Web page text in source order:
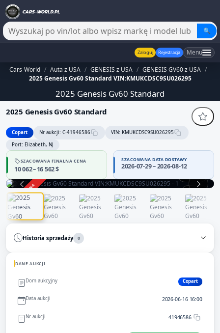
🔍
Zaloguj Rejestracja Menu
Cars-World / Auta z USA / GENESIS z USA / GENESIS GV60 z USA /
2025 Genesis Gv60 Standard VIN:KMUKCDSC9SU026295
2025 Genesis Gv60 Standard
2025 Genesis Gv60 Standard
Copart Nr aukcji: C-41946586
VIN: KMUKCDSC9SU026295
Port: Elizabeth, NJ
SZACOWANA FINALNA CENA
10 062 – 16 562 $
SZACOWANA DATA DOSTAWY
2026-07-29 – 2026-08-12
ZAKOŃCZONA
Historia sprzedaży 0
DANE AUKCJI
Dom aukcyjny Copart
Data aukcji 2026-06-16 16:00
Nr aukcji 41946586